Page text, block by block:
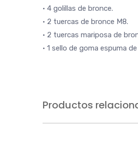
• 4 golillas de bronce.
• 2 tuercas de bronce M8.
• 2 tuercas mariposa de
• 1 sello de goma espuma
Productos